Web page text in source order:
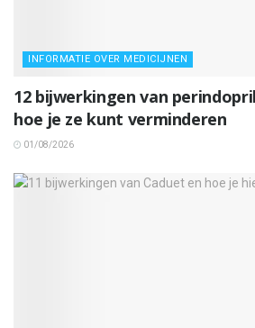
INFORMATIE OVER MEDICIJNEN
12 bijwerkingen van
hoe je ze kunt verminderen
01/08/2026